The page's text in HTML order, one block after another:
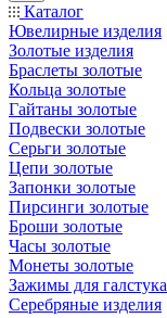
Каталог
Ювелирные изделия
Золотые изделия
Браслеты золотые
Кольца золотые
Гайтаны золотые
Подвески золотые
Серьги золотые
Цепи золотые
Запонки золотые
Пирсинги золотые
Броши золотые
Часы золотые
Монеты золотые
Зажимы для галстука
Серебряные изделия